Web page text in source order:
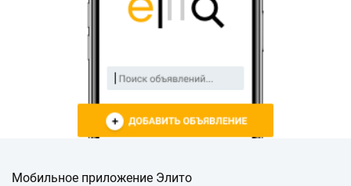
Мобильное приложение Элито